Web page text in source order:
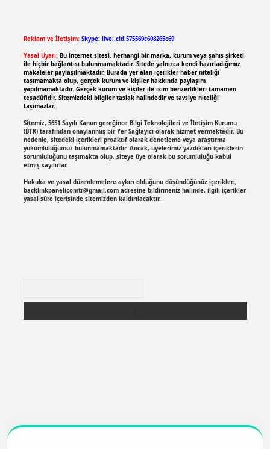
Reklam ve İletişim: Skype: live:.cid.575569c608265c69
Yasal Uyarı: Bu internet sitesi, herhangi bir marka, kurum veya şahıs şirketi
ile hiçbir bağlantısı bulunmamaktadır. Sitede yalnızca kendi hazırladığımız
makaleler paylaşılmaktadır. Burada yer alan içerikler haber niteliği
taşımamakta olup, gerçek kurum ve kişiler hakkında paylaşım
yapılmamaktadır. Gerçek kurum ve kişiler ile isim benzerlikleri tamamen
tesadüfidir. Sitemizdeki bilgiler taslak halindedir ve tavsiye niteliği
taşımazlar.
Sitemiz, 5651 Sayılı Kanun gereğince Bilgi Teknolojileri ve İletişim Kurumu
(BTK) tarafından onaylanmış bir Yer Sağlayıcı olarak hizmet vermektedir. Bu
nedenle, sitedeki içerikleri proaktif olarak denetleme veya araştırma
yükümlülüğümüz bulunmamaktadır. Ancak, üyelerimiz yazdıkları içeriklerin
sorumluluğunu taşımakta olup, siteye üye olarak bu sorumluluğu kabul
etmiş sayılırlar.
Hukuka ve yasal düzenlemelere aykırı olduğunu düşündüğünüz içerikleri,
backlinkpanelicomtr@gmail.comadresine bildirmeniz halinde, ilgili içerikler
yasal süre içerisinde sitemizden kaldırılacaktır.